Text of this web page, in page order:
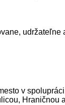
udržateľne
v
Hraničnou